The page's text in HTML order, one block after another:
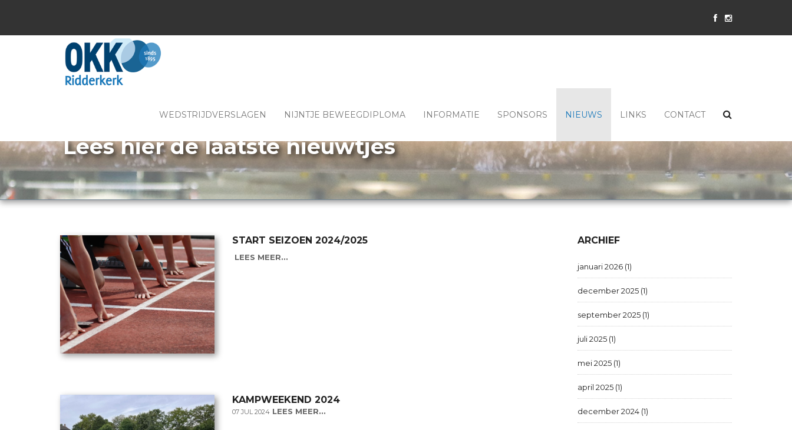
WEDSTRIJDVERSLAGEN NIJNTJE BEWEEGDIPLOMA INFORMATIE SPONSORS NIEUWS LINKS CONTACT
Lees hier de laatste nieuwtjes
START SEIZOEN 2024/2025
LEES MEER...
KAMPWEEKEND 2024
07 JUL 2024 LEES MEER...
ARCHIEF
januari 2026 (1)
december 2025 (1)
september 2025 (1)
juli 2025 (1)
mei 2025 (1)
april 2025 (1)
december 2024 (1)